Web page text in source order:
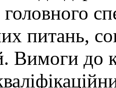
головного
питань,
Вимоги до